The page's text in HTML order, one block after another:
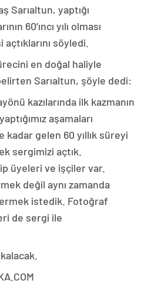
Sarıaltun, yaptığı
60’ıncı yılı olması
söyledi.
en doğal haliyle
Sarıaltun, şöyle dedi:
kazılarında ilk kazmanın
aşamaları
kadar gelen 60 yıllık süreyi
sergimizi açtık.
üyeleri ve işçiler var.
değil aynı zamanda
istedik. Fotoğraf
de sergi ile